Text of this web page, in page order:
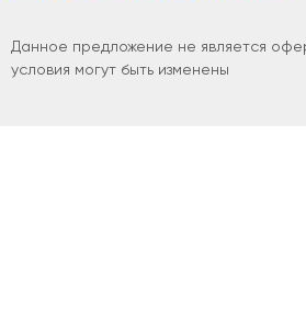
Данное предложение не является
условия могут быть изменены